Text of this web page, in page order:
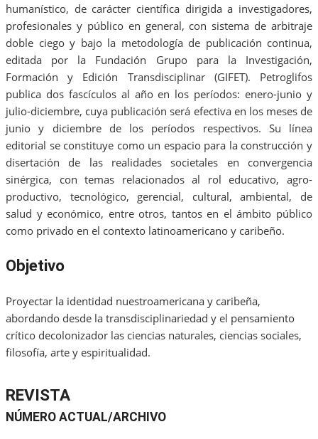
humanístico, de carácter científica dirigida a investigadores,
profesionales y público en general, con sistema de arbitraje
doble ciego y bajo la metodología de publicación continua,
editada por la Fundación Grupo para la Investigación,
Formación y Edición Transdisciplinar (GIFET). Petroglifos
publica dos fascículos al año en los períodos: enero-junio y
julio-diciembre, cuya publicación será efectiva en los meses de
junio y diciembre de los períodos respectivos. Su línea
editorial se constituye como un espacio para la construcción y
disertación de las realidades societales en convergencia
sinérgica, con temas relacionados al rol educativo, agro-
productivo, tecnológico, gerencial, cultural, ambiental, de
salud y económico, entre otros, tantos en el ámbito público
como privado en el contexto latinoamericano y caribeño.
Objetivo
Proyectar la identidad nuestroamericana y caribeña,
abordando desde la transdisciplinariedad y el pensamiento
crítico decolonizador las ciencias naturales, ciencias sociales,
filosofía, arte y espiritualidad.
REVISTA
NÚMERO ACTUAL/ARCHIVO